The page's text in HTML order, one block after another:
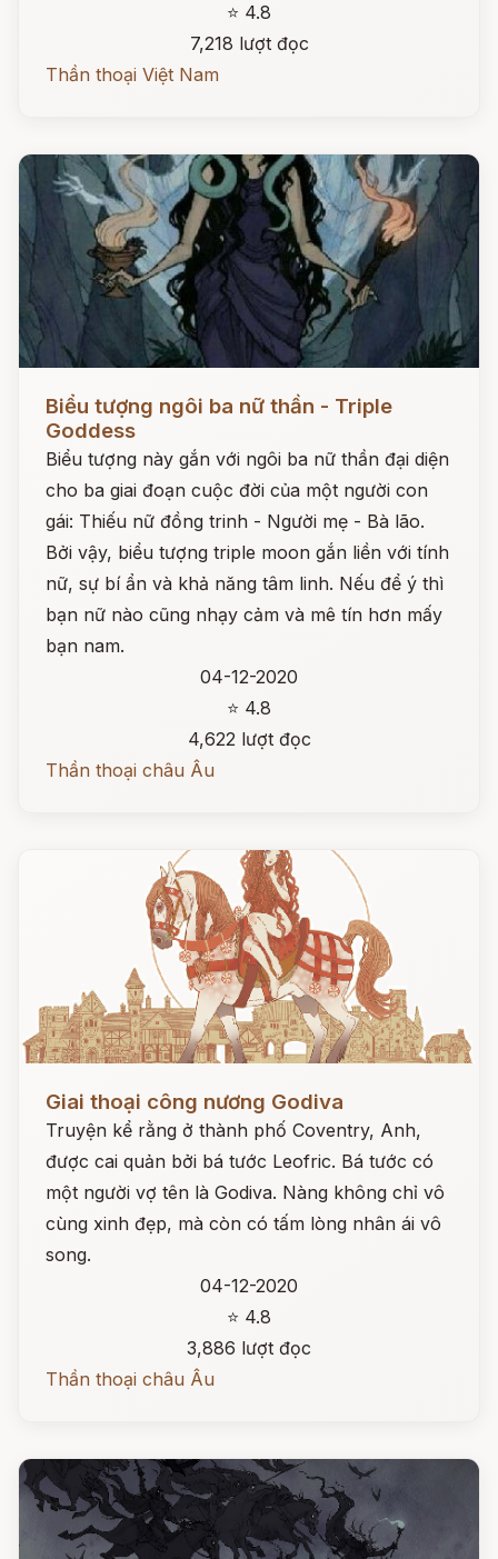
⭐ 4.8
7,218 lượt đọc
Thần thoại Việt Nam
Đọc ngay
Biểu tượng ngôi ba nữ thần - Triple
Goddess
Biểu tượng này gắn với ngôi ba nữ thần đại diện
cho ba giai đoạn cuộc đời của một người con
gái: Thiếu nữ đồng trinh - Người mẹ - Bà lão.
Bởi vậy, biểu tượng triple moon gắn liền với tính
nữ, sự bí ẩn và khả năng tâm linh. Nếu để ý thì
bạn nữ nào cũng nhạy cảm và mê tín hơn mấy
bạn nam.
04-12-2020
⭐ 4.8
4,622 lượt đọc
Thần thoại châu Âu
Giai thoại công nương Godiva
Truyện kể rằng ở thành phố Coventry, Anh,
được cai quản bởi bá tước Leofric. Bá tước có
một người vợ tên là Godiva. Nàng không chỉ vô
cùng xinh đẹp, mà còn có tấm lòng nhân ái vô
song.
04-12-2020
⭐ 4.8
3,886 lượt đọc
Thần thoại châu Âu